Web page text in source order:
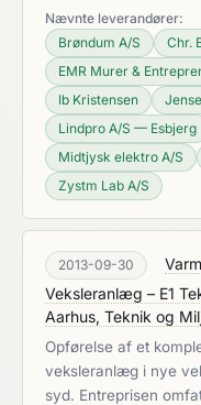
Nævnte leverandører:
Brøndum A/S
Chr.
EMR Murer &
Ib Kristensen
Lindpro A/S — Esbjerg
Midtjysk elektro A/S
Zystm Lab A/S
2013-09-30
Veksleranlæg – E1
Aarhus, Teknik og
Opførelse af et
veksleranlæg i nye
syd. Entreprisen